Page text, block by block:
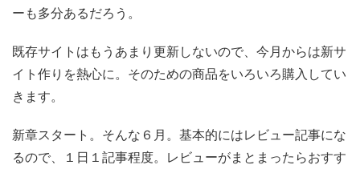
ーも多分あるだろう。
既存サイトはもうあまり更新しないので、今月からは新サ
イト作りを熱心に。そのための商品をいろいろ購入してい
きます。
新章スタート。そんな６月。基本的にはレビュー記事にな
るので、１日１記事程度。レビューがまとまったらおすす